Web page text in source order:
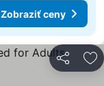
Zobraziť ceny
Zdieľať